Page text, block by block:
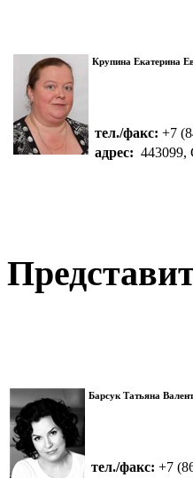
Крупина Екатерина
тел./факс: +7
адрес: 443099,
Барсук Татьяна
тел./факс: +7